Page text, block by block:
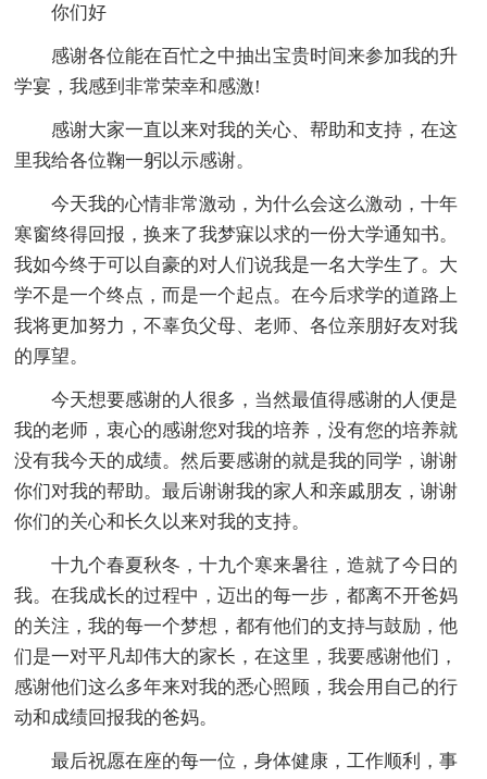
你们好
感谢各位能在百忙之中抽出宝贵时间来参加我的升
学宴，我感到非常荣幸和感激!
感谢大家一直以来对我的关心、帮助和支持，在这
里我给各位鞠一躬以示感谢。
今天我的心情非常激动，为什么会这么激动，十年
寒窗终得回报，换来了我梦寐以求的一份大学通知书。
我如今终于可以自豪的对人们说我是一名大学生了。大
学不是一个终点，而是一个起点。在今后求学的道路上
我将更加努力，不辜负父母、老师、各位亲朋好友对我
的厚望。
今天想要感谢的人很多，当然最值得感谢的人便是
我的老师，衷心的感谢您对我的培养，没有您的培养就
没有我今天的成绩。然后要感谢的就是我的同学，谢谢
你们对我的帮助。最后谢谢我的家人和亲戚朋友，谢谢
你们的关心和长久以来对我的支持。
十九个春夏秋冬，十九个寒来暑往，造就了今日的
我。在我成长的过程中，迈出的每一步，都离不开爸妈
的关注，我的每一个梦想，都有他们的支持与鼓励，他
们是一对平凡却伟大的家长，在这里，我要感谢他们，
感谢他们这么多年来对我的悉心照顾，我会用自己的行
动和成绩回报我的爸妈。
最后祝愿在座的每一位，身体健康，工作顺利，事